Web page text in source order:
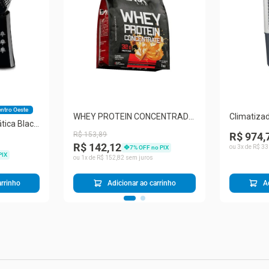
Oeste
Black
WHEY PROTEIN CONCENTRADO
R$ 153,89
R$ 142,12 7% OFF no PIX
ou 1x de R$ 152,82 sem juros
Adicionar ao carrinho
R$
ou 3x de R$